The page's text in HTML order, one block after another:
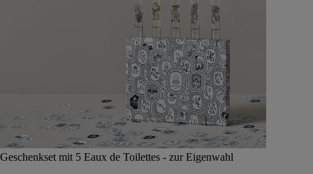
Geschenkset mit 5 Eaux de Toilettes - zur Eigenwahl